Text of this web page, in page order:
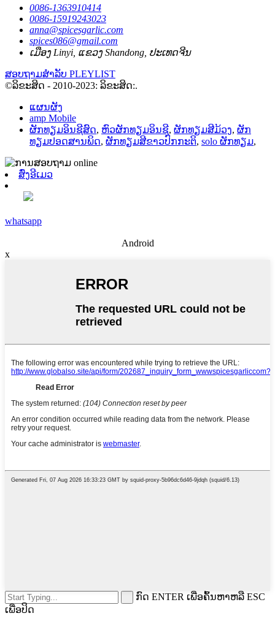
0086-1363910414
0086-15919243023
anna@spicesgarlic.com
spices086@gmail.com
ເມືອງ Linyi, ແຂວງ Shandong, ປະເທດຈີນ
ສອບຖາມສໍາລັບ PLEYLIST
©ລິຂະສິດ - 2010-2023: ລິຂະສິດ:.
ແຜນຜັງ
amp Mobile
ຜັກທຽມອິນຊີສົດ, ຫົວຜັກທຽມອິນຊີ, ຜັກທຽມສີມ້ວງ, ຜັກ
ທຽມປອດສານພິດ, ຜັກທຽມສີຂາວປົກກະຕິ, solo ຜັກທຽມ,
ສົ່ງອີເມວ
whatsapp
Android
x
ກົດ ENTER ເພື່ອຄົ້ນຫາຫລື ESC
ເພື່ອປິດ